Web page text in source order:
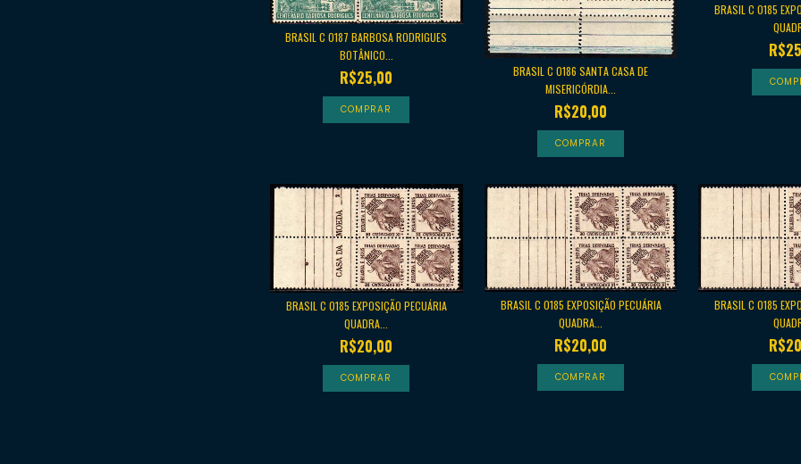
BRASIL C 0187 BARBOSA RODRIGUES
BOTÂNICO...
R$25,00
BRASIL C 0186 SANTA CASA DE
MISERICÓRDIA...
R$20,00
BRASIL C 0185
BRASIL C 0185 EXPOSIÇÃO PECUÁRIA
QUADRA...
R$20,00
BRASIL C 0185 EXPOSIÇÃO PECUÁRIA
QUADRA...
R$20,00
BRASIL C 0185